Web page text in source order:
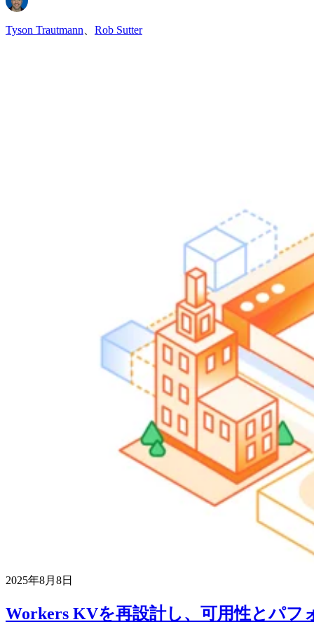
Tyson Trautmann Rob Sutter
2025年8月8日
Workers KVを再設計し、可用性とパフ